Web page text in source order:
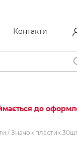
Контакти
до
/ Значок пластик